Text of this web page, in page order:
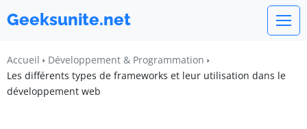
Geeksunite.net
Accueil
Développement & Programmation
Les différents types de frameworks et leur utilisation dans le
développement web